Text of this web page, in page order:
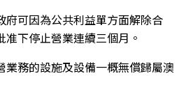
府可因為公共利益單方面解除合
下停止營業連續三個月。
業務的設施及設備一概無償歸屬澳